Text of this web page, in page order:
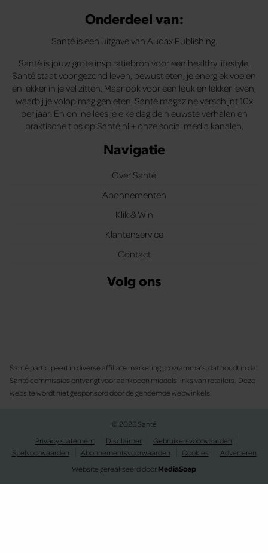
Onderdeel van:
Santé is een uitgave van Audax Publishing.
Santé is jouw grote inspiratiebron voor een healthy lifestyle.
Santé staat voor gezond leven, bewust eten, je energiek voelen
en lekker in je vel zitten. Maar ook voor een leuk en lekker leven,
waarbij je volop mag genieten. Santé magazine verschijnt 10x
per jaar. En online lees je elke dag de nieuwste verhalen en
praktische tips op Santé.nl + onze social media kanalen.
Navigatie
Over Santé
Abonnementen
Klik & Win
Klantenservice
Contact
Volg ons
Santé participeert in diverse affiliate marketing programma’s, dat houdt in dat
Santé commissies ontvangt voor aankopen middels links van retailers. Deze
website wordt niet gesponsord door de genoemde webwinkels.
© 2026 Santé
Privacy statement
Disclaimer
Gebruikersvoorwaarden
Spelvoorwaarden
Abonnementsvoorwaarden Cookies
Adverteren
Website gerealiseerd doorMediaSoep